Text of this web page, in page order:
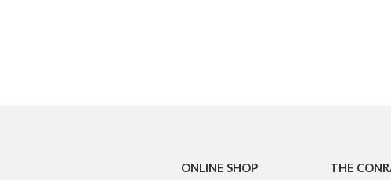
ONLINE SHOP THE